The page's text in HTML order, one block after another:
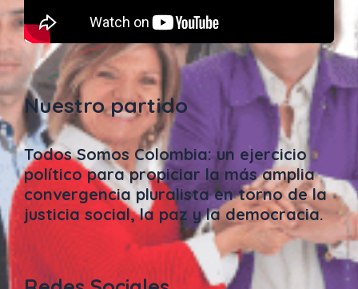
Nuestro partido
Todos Somos Colombia: un ejercicio
político para propiciar la más amplia
convergencia pluralista en torno de la
justicia social, la paz y la democracia.